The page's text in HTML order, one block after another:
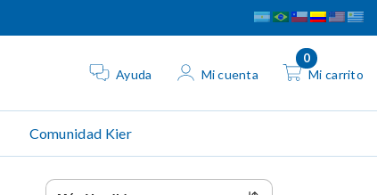
Ayuda Mi cuenta Mi carrito
0
Comunidad Kier